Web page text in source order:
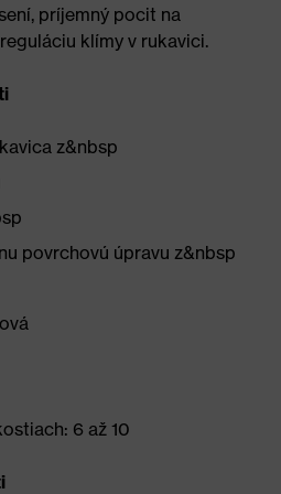
príjemný pocit na
klímy v rukavici.
z&nbsp
povrchovú úpravu z&nbsp
6 až 10